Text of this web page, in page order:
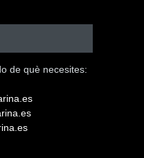
de què necesites: